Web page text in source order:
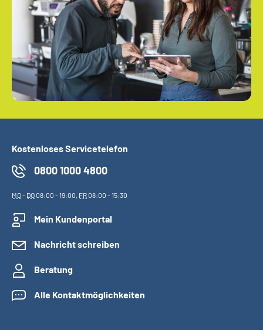
Kostenloses Servicetelefon
0800 1000 4800
MO- DO08:00 - 19:00, FR08:00 - 15:30
Mein Kundenportal
Nachricht schreiben
Beratung
Alle Kontaktmöglichkeiten